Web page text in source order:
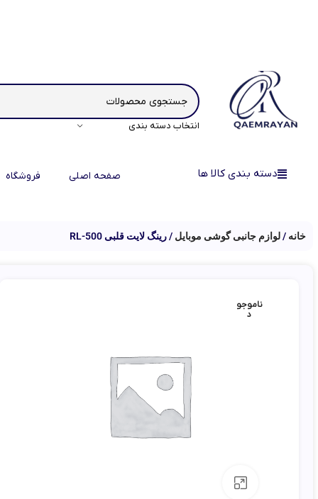
انتخاب دسته بندی
دسته بندی کالا ها صفحه اصلی فروشگاه
خانه لوازم جانبی گوشی موبایل رینگ لایت قلبی RL-500
ناموجو
د